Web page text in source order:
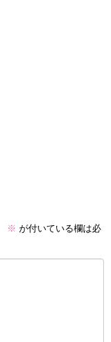
※ が付いている欄は必